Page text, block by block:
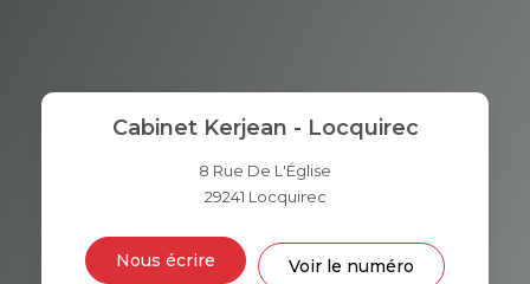
TAXE FONCIÈRE
PART DES MÉNAGES SANS
VOITURE
RÉSULTATS DES LYCÉES ECOLES ET CRÈCHES
Cabinet Kerjean - Locquirec
8 Rue De L'Église
29241 Locquirec
Nous écrire Voir le numéro